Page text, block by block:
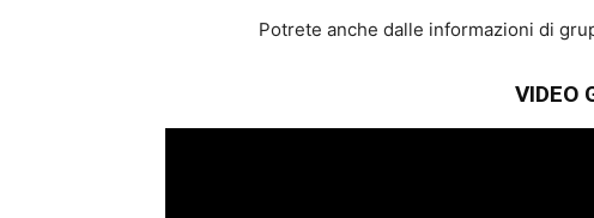
Potrete anche dalle informazioni di
VIDEO